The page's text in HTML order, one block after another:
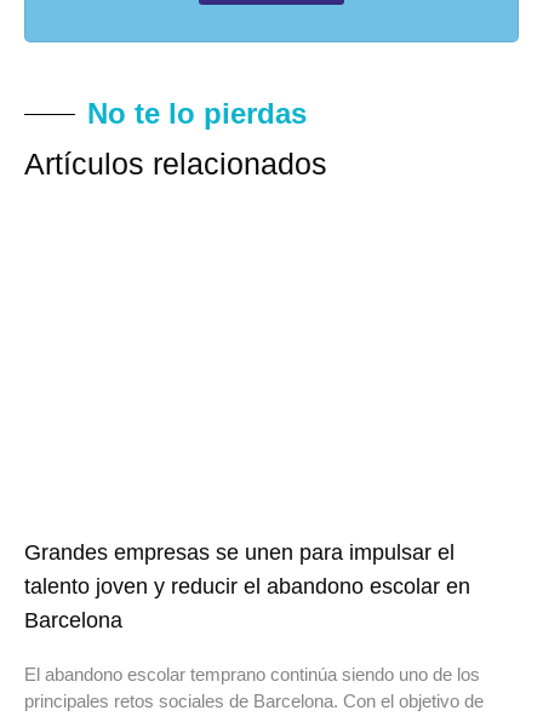
No te lo pierdas
Artículos relacionados
Grandes empresas se unen para impulsar el
talento joven y reducir el abandono escolar en
Barcelona
El abandono escolar temprano continúa siendo uno de los
principales retos sociales de Barcelona. Con el objetivo de